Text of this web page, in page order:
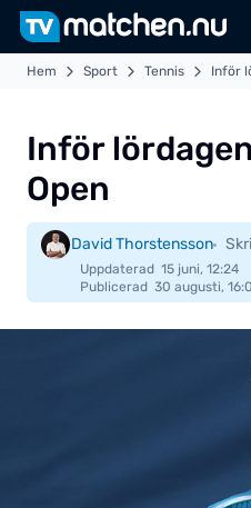
Hem Sport Tennis Inför
Inför
Open
David Thorstensson
Uppdaterad 15 juni, 12:24
Publicerad 30 augusti,